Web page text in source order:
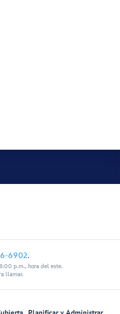
6902.
p.m., hora del este.
llamar.